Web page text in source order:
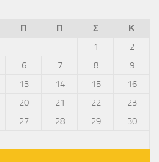
Π Π Σ
Κ
1
2
6 7 8
9
13 14 15
16
20 21 22
23
27 28 29
30